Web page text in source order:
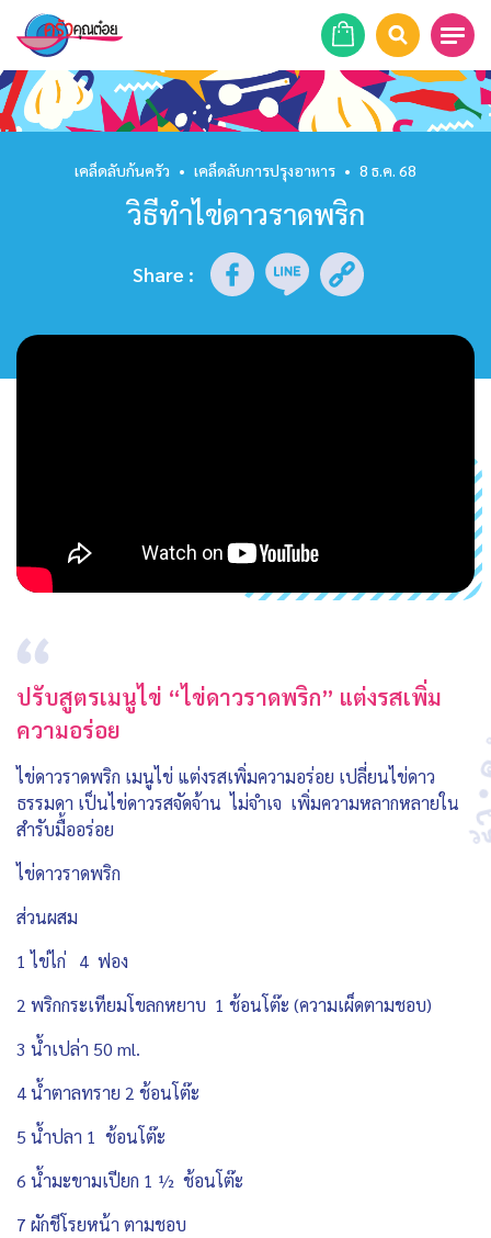
หน้าแรก
สูตรอาหาร
รายการย้อนหลัง
เคล็ดลับก้นครัว • เคล็ดลับการปรุงอาหาร • 8 ธ.ค. 68
วิธีทำไข่ดาวราดพริก
Share :
ปรับสูตรเมนูไข่ “ไข่ดาวราดพริก” แต่งรสเพิ่ม
ความอร่อย
ไข่ดาวราดพริก เมนูไข่ แต่งรสเพิ่มความอร่อย เปลี่ยนไข่ดาว
ธรรมดา เป็นไข่ดาวรสจัดจ้าน ไม่จำเจ เพิ่มความหลากหลายใน
สำรับมื้ออร่อย
ไข่ดาวราดพริก
ส่วนผสม
1 ไข่ไก่ 4 ฟอง
2 พริกกระเทียมโขลกหยาบ 1 ช้อนโต๊ะ (ความเผ็ดตามชอบ)
3 น้ำเปล่า 50 ml.
4 น้ำตาลทราย 2 ช้อนโต๊ะ
5 น้ำปลา 1 ช้อนโต๊ะ
6 น้ำมะขามเปียก 1 ½ ช้อนโต๊ะ
7 ผักชีโรยหน้า ตามชอบ